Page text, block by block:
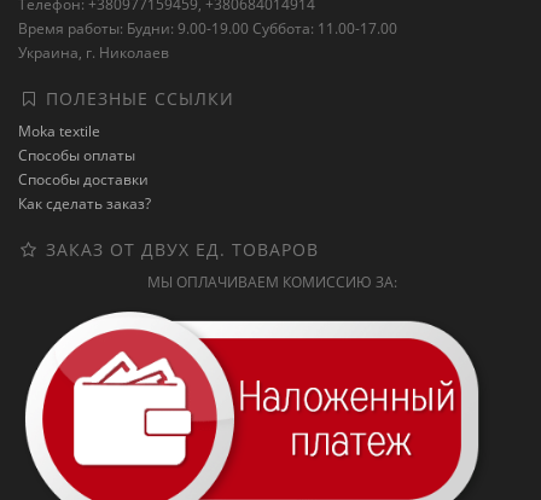
Телефон: +380977159459, +380684014914
Время работы: Будни: 9.00-19.00 Суббота: 11.00-17.00
Украина, г. Николаев
ПОЛЕЗНЫЕ ССЫЛКИ
Moka textile
Способы оплаты
Способы доставки
Как сделать заказ?
ЗАКАЗ ОТ ДВУХ ЕД. ТОВАРОВ
МЫ ОПЛАЧИВАЕМ КОМИССИЮ ЗА: